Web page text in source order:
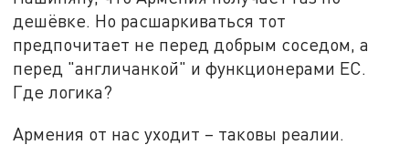
дешёвке. Но расшаркиваться тот
предпочитает не перед добрым соседом, а
перед "англичанкой" и функционерами ЕС.
Где логика?
Армения от нас уходит – таковы реалии.